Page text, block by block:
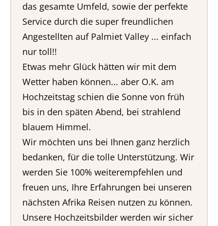
das gesamte Umfeld, sowie der perfekte
Service durch die super freundlichen
Angestellten auf Palmiet Valley ... einfach
nur toll!!
Etwas mehr Glück hätten wir mit dem
Wetter haben können... aber O.K. am
Hochzeitstag schien die Sonne von früh
bis in den späten Abend, bei strahlend
blauem Himmel.
Wir möchten uns bei Ihnen ganz herzlich
bedanken, für die tolle Unterstützung. Wir
werden Sie 100% weiterempfehlen und
freuen uns, Ihre Erfahrungen bei unseren
nächsten Afrika Reisen nutzen zu können.
Unsere Hochzeitsbilder werden wir sicher